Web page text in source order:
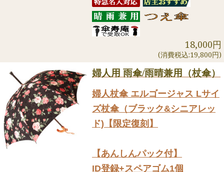
18,000円
(消費税込:19,800円)
婦人用 雨傘/雨晴兼用（杖傘）
婦人杖傘 エルゴージャス Lサイ
ズ杖傘（ブラック&シニアレッ
ド)【限定復刻】
【あんしんパック付】
ID登録+スペアゴム1個